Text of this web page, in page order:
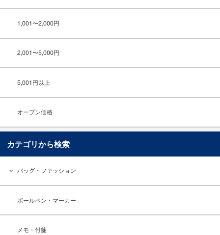
1,001〜2,000円
2,001〜5,000円
5,001円以上
オープン価格
カテゴリから検索
バッグ・ファッション
ボールペン・マーカー
メモ・付箋